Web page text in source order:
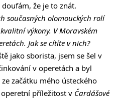
že je to znát.
současných olomouckých rolí
výkony. V Moravském
Jak se cítíte v nich?
jako sborista, jsem se šel v
v operetách a byl
začátku mého ústeckého
příležitost v Čardášové